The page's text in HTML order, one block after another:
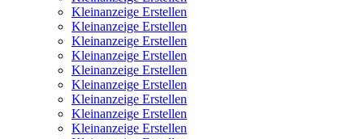
Kleinanzeige Erstellen
Kleinanzeige Erstellen
Kleinanzeige Erstellen
Kleinanzeige Erstellen
Kleinanzeige Erstellen
Kleinanzeige Erstellen
Kleinanzeige Erstellen
Kleinanzeige Erstellen
Kleinanzeige Erstellen